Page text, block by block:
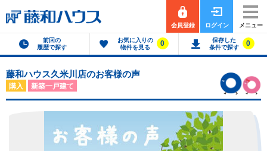
会員登録 ログイン メニュー
前回の
履歴で探す
お気に入りの
物件を見る
0
保存した
条件で探す
0
藤和ハウス久米川店のお客様の声
購入 新築一戸建て